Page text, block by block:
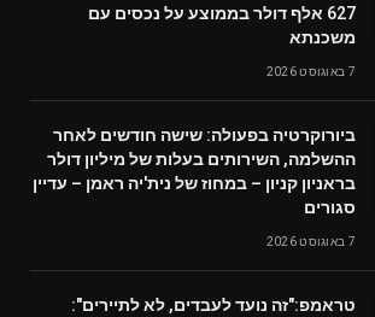
627 אלף דולר בממוצע על נכסים עם
משכנתא
7 באוגוסט 2026
ביורוקרטיה בפעולה: שישה חודשים לאחר
ההשלמה, השירותים בעלות של מיליון דולר
בראניון קניון – במחוז של נית'יה ראמן – עדיין
סגורים
7 באוגוסט 2026
טראמפ:"זה נועד לעבדים, לא לתיירים":